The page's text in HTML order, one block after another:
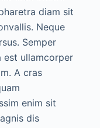
diam sit
Neque
Semper
est ullamcorper
A cras
enim sit
dis